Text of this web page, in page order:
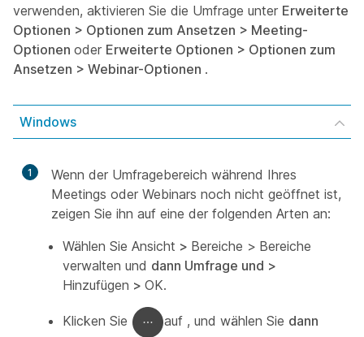
verwenden, aktivieren Sie die Umfrage unter Erweiterte
Optionen > Optionen zum Ansetzen > Meeting-
Optionen oder Erweiterte Optionen > Optionen zum
Ansetzen > Webinar-Optionen .
Windows
1
Wenn der Umfragebereich während Ihres
Meetings oder Webinars noch nicht geöffnet ist,
zeigen Sie ihn auf eine der folgenden Arten an:
Wählen Sie Ansicht > Bereiche > Bereiche
verwalten und dann Umfrage und >
Hinzufügen > OK.
Klicken Sie auf , und wählen Sie dann